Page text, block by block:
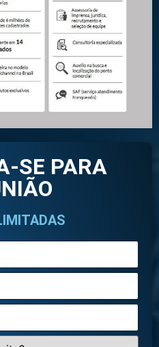
SE PARA